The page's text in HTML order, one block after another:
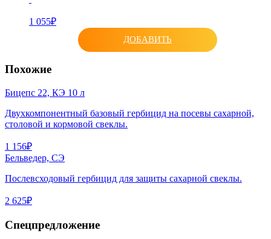
1 055₽
ДОБАВИТЬ
Похожие
Бицепс 22, КЭ 10 л
Двухкомпонентный базовый гербицид на посевы сахарной,
столовой и кормовой свеклы.
1 156₽
Бельведер, СЭ
Послевсходовый гербицид для защиты сахарной свеклы.
2 625₽
Спецпредложение